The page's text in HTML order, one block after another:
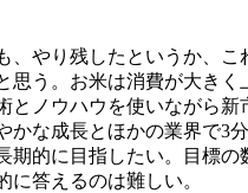
、やり残したというか、こ
思う。お米は消費が大きく
とノウハウを使いながら新
かな成長とほかの業界で3
期的に目指したい。目標の
に答えるのは難しい。